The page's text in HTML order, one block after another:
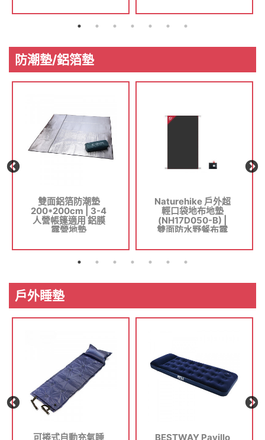
防潮墊/鋁箔墊
雙面鋁箔防潮墊
200*200cm | 3-4
人營帳篷適用 鋁膜
露營地墊
Naturehike 戶外超
輕口袋地布地墊
(NH17D050-B) |
雙面防水野餐布露
細碼
戶外睡墊
可捲式自動充氣睡 BESTWAY Pavillo